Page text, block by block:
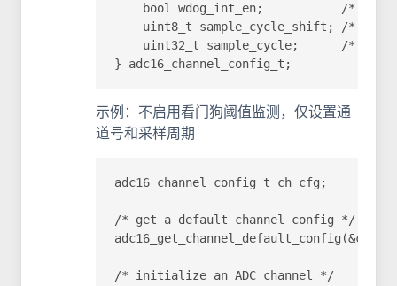
bool wdog_int_en;           /* 用于设
uint8_t sample_cycle_shift; /* 用于设
uint32_t sample_cycle;      /* 用于设
} adc16_channel_config_t;
示例：不启用看门狗阈值监测，仅设置通
道号和采样周期
adc16_channel_config_t ch_cfg;
/* get a default channel config */
/* initialize an ADC channel */